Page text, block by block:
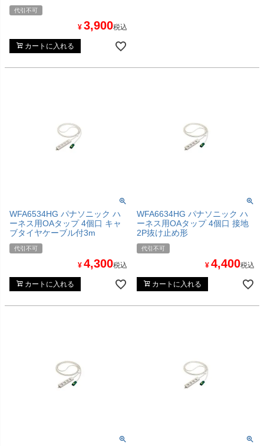
代引不可
¥ 3,900税込
カートに入れる
WFA6534HG パナソニック ハ
ーネス用OAタップ 4個口 キャ
ブタイヤケーブル付3m
代引不可
¥ 4,300税込
カートに入れる
WFA6634HG パナソニック ハ
ーネス用OAタップ 4個口 接地
2P抜け止め形
代引不可
¥ 4,400税込
カートに入れる